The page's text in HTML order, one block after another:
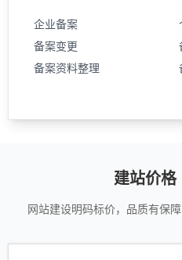
企业备案
备案变更
备案资料整理
建站价格
网站建设明码标价，品质有保